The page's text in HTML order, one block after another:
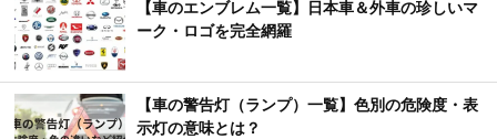
【車のエンブレム一覧】日本車＆外車の珍しいマ
ーク・ロゴを完全網羅
【車の警告灯（ランプ）一覧】色別の危険度・表
示灯の意味とは？